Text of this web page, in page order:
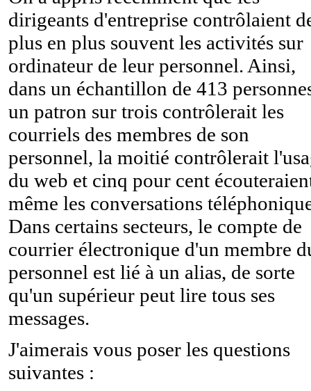
dirigeants d'entreprise contrôlaient
plus en plus souvent les activités sur
ordinateur de leur personnel. Ainsi,
dans un échantillon de 413
un patron sur trois contrôlerait les
courriels des membres de son
personnel, la moitié contrôlerait
du web et cinq pour cent
même les conversations
Dans certains secteurs, le compte de
courrier électronique d'un membre
personnel est lié à un alias, de sorte
qu'un supérieur peut lire tous ses
messages.
J'aimerais vous poser les questions
suivantes :